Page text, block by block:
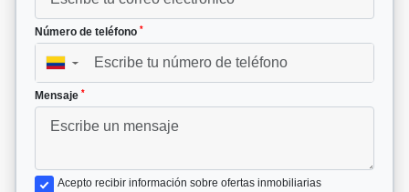
Número de teléfono *
▼
Mensaje *
Acepto recibir información sobre ofertas inmobiliarias